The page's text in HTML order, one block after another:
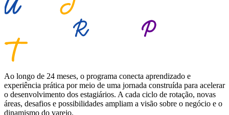
Ao longo de 24 meses, o programa conecta aprendizado e
experiência prática por meio de uma jornada construída para acelerar
o desenvolvimento dos estagiários. A cada ciclo de rotação, novas
áreas, desafios e possibilidades ampliam a visão sobre o negócio e o
dinamismo do varejo.